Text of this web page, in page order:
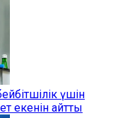
үшін
екенін айтты